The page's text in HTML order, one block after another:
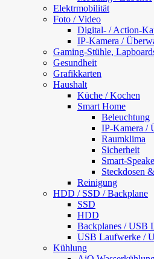
Elektrmobilität
Foto / Video
Digital- / Action-
IP-Kamera /
Gaming-Stühle,
Gesundheit
Grafikkarten
Haushalt
Küche / Kochen
Smart Home
Beleuchtung
IP-Kamera /
Raumklima
Sicherheit
Smart-
Steckdosen
Reinigung
HDD / SSD / Backplane
SSD
HDD
Backplanes / USB
USB Laufwerke /
Kühlung